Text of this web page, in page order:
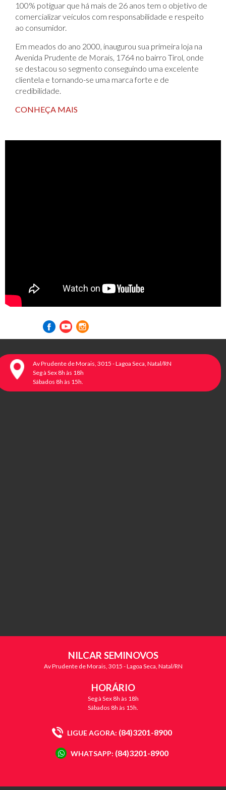
100% potiguar que há mais de 26 anos tem o objetivo de
comercializar veículos com responsabilidade e respeito
ao consumidor.
Em meados do ano 2000, inaugurou sua primeira loja na
Avenida Prudente de Morais, 1764 no bairro Tirol, onde
se destacou so segmento conseguindo uma excelente
clientela e tornando-se uma marca forte e de
credibilidade.
CONHEÇA MAIS
Av Prudente de Morais, 3015 - Lagoa Seca, Natal/RN
Seg à Sex 8h às 18h
Sábados 8h às 15h.
NILCAR SEMINOVOS
Av Prudente de Morais, 3015 - Lagoa Seca, Natal/RN
HORÁRIO
Seg à Sex 8h às 18h
Sábados 8h às 15h.
LIGUE AGORA: (84)3201-8900
WHATSAPP: (84)3201-8900